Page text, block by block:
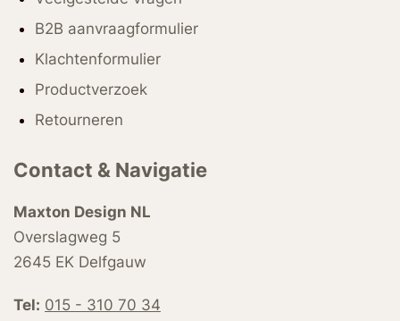
B2B aanvraagformulier
Klachtenformulier
Productverzoek
Retourneren
Contact & Navigatie
Maxton Design NL
Overslagweg 5
2645 EK Delfgauw
Tel: 015 - 310 70 34